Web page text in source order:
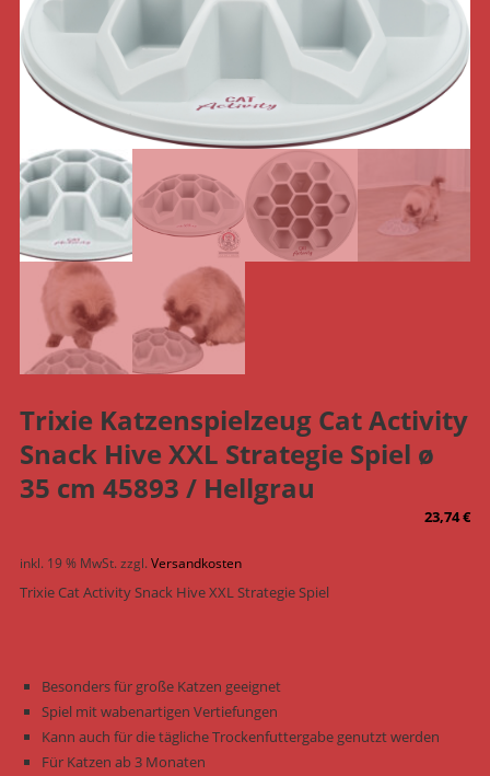
Trixie Katzenspielzeug Cat Activity
Snack Hive XXL Strategie Spiel ø
35 cm 45893 / Hellgrau
23,74€
inkl. 19 % MwSt.zzgl.Versandkosten
Trixie Cat Activity Snack Hive XXL Strategie Spiel
Besonders für große Katzen geeignet
Spiel mit wabenartigen Vertiefungen
Kann auch für die tägliche Trockenfuttergabe genutzt werden
Für Katzen ab 3 Monaten